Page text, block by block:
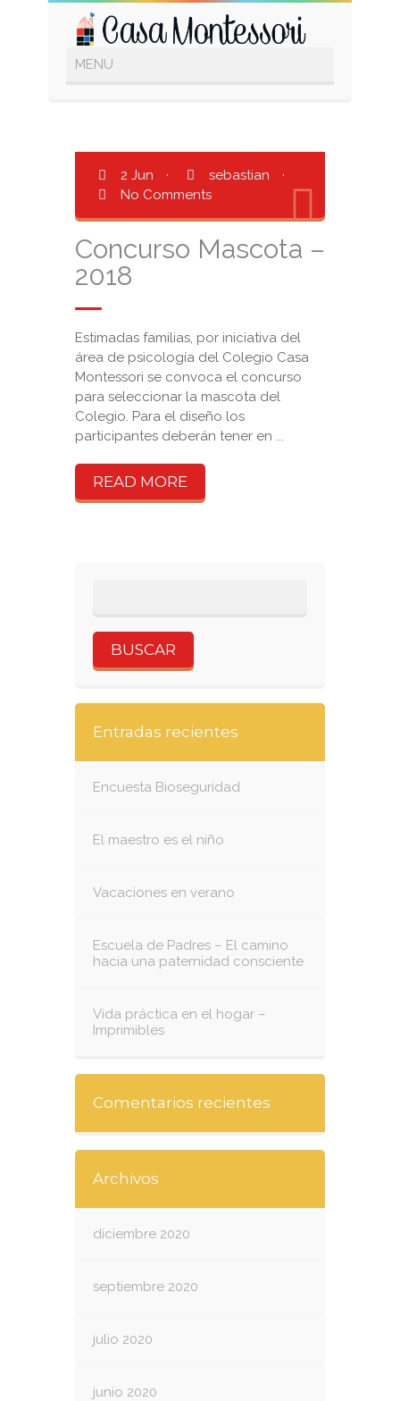
2 Jun · sebastian
·
No Comments
Concurso Mascota –
2018
Estimadas familias, por iniciativa del
área de psicología del Colegio Casa
Montessori se convoca el concurso
para seleccionar la mascota del
Colegio. Para el diseño los
participantes deberán tener en ...
READ MORE
Entradas recientes
Encuesta Bioseguridad
El maestro es el niño
Vacaciones en verano
Escuela de Padres – El camino
hacia una paternidad consciente
Vida práctica en el hogar –
Imprimibles
Comentarios recientes
Archivos
diciembre 2020
septiembre 2020
julio 2020
junio 2020